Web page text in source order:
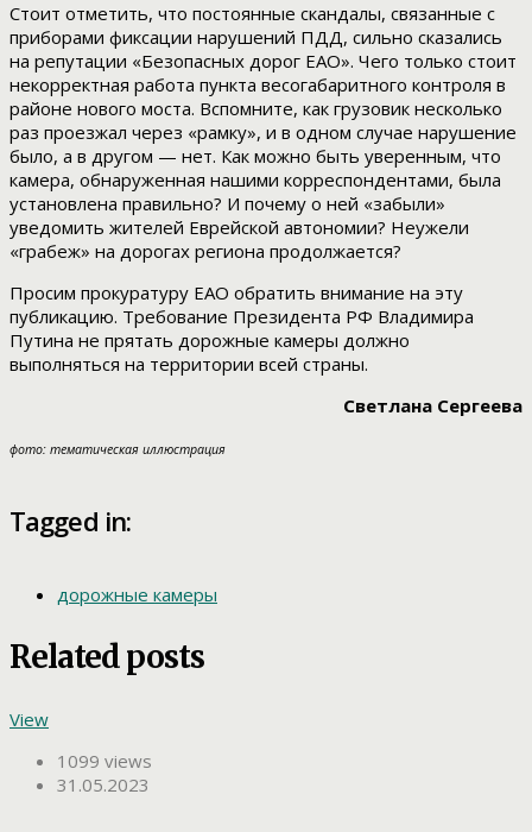
Стоит отметить, что постоянные скандалы, связанные с
приборами фиксации нарушений ПДД, сильно сказались
на репутации «Безопасных дорог ЕАО». Чего только стоит
некорректная работа пункта весогабаритного контроля в
районе нового моста. Вспомните, как грузовик несколько
раз проезжал через «рамку», и в одном случае нарушение
было, а в другом — нет. Как можно быть уверенным, что
камера, обнаруженная нашими корреспондентами, была
установлена правильно? И почему о ней «забыли»
уведомить жителей Еврейской автономии? Неужели
«грабеж» на дорогах региона продолжается?
Просим прокуратуру ЕАО обратить внимание на эту
публикацию. Требование Президента РФ Владимира
Путина не прятать дорожные камеры должно
выполняться на территории всей страны.
Светлана Сергеева
фото: тематическая иллюстрация
Tagged in:
дорожные камеры
Related posts
View
1099 views
31.05.2023